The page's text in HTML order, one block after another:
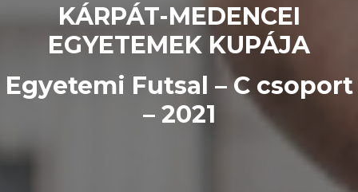
KÁRPÁT-MEDENCEI
EGYETEMEK KUPÁJA
Egyetemi Futsal – C csoport
– 2021